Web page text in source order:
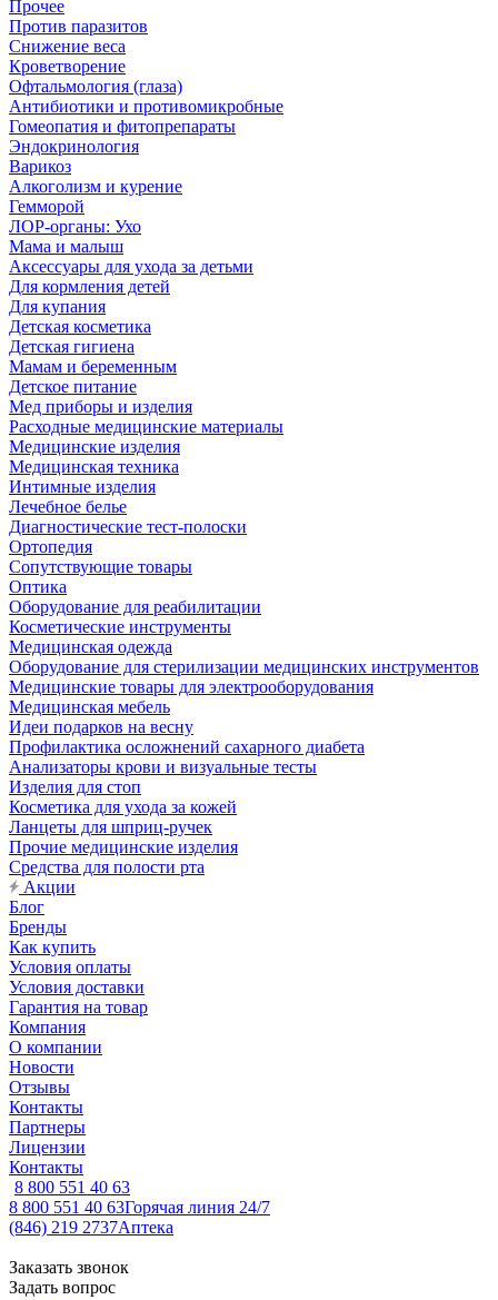
Прочее
Против паразитов
Снижение веса
Кроветворение
Офтальмология (глаза)
Антибиотики и противомикробные
Гомеопатия и фитопрепараты
Эндокринология
Варикоз
Алкоголизм и курение
Гемморой
ЛОР-органы: Ухо
Мама и малыш
Аксессуары для ухода за детьми
Для кормления детей
Для купания
Детская косметика
Детская гигиена
Мамам и беременным
Детское питание
Мед приборы и изделия
Расходные медицинские материалы
Медицинские изделия
Медицинская техника
Интимные изделия
Лечебное белье
Диагностические тест-полоски
Ортопедия
Сопутствующие товары
Оптика
Оборудование для реабилитации
Косметические инструменты
Медицинская одежда
Оборудование для стерилизации медицинских инструментов
Медицинские товары для электрооборудования
Медицинская мебель
Идеи подарков на весну
Профилактика осложнений сахарного диабета
Анализаторы крови и визуальные тесты
Изделия для стоп
Косметика для ухода за кожей
Ланцеты для шприц-ручек
Прочие медицинские изделия
Средства для полости рта
Акции
Блог
Бренды
Как купить
Условия оплаты
Условия доставки
Гарантия на товар
Компания
О компании
Новости
Отзывы
Контакты
Партнеры
Лицензии
Контакты
8 800 551 40 63
8 800 551 40 63Горячая линия 24/7
(846) 219 2737Аптека
Заказать звонок
Задать вопрос